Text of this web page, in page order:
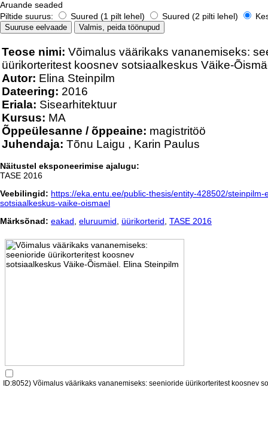
Aruande seaded
Piltide suurus:
Suured (1 pilt lehel) Suured (2 pilti lehel)
Teose nimi: Võimalus väärikaks vananemiseks:
üürikorteritest koosnev sotsiaalkeskus Väike-
Autor: Elina Steinpilm
Dateering: 2016
Eriala: Sisearhitektuur
Kursus: MA
Õppeülesanne / õppeaine: magistritöö
Juhendaja: Tõnu Laigu , Karin Paulus
Näitustel eksponeerimise ajalugu:
TASE 2016
Veebilingid: https://eka.entu.ee/public-thesis/entity-428502/
sotsiaalkeskus-vaike-oismael
Märksõnad: eakad eluruumid üürikorterid TASE 2016
ID:8052) Võimalus väärikaks vananemiseks: seenioride üürikorteritest koosnev